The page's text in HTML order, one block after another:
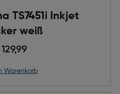
TS7451i Inkjet
weiß
Warenkorb